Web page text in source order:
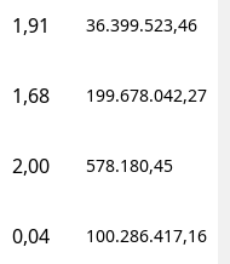
1,91 36.399.523,46
1,68 199.678.042,27
2,00 578.180,45
0,04 100.286.417,16